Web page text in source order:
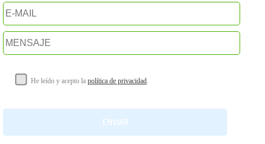
He leído y acepto la política de privacidad.